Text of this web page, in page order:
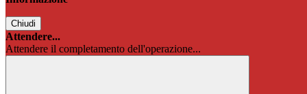
Chiudi
Attendere...
Attendere il completamento dell'operazione...